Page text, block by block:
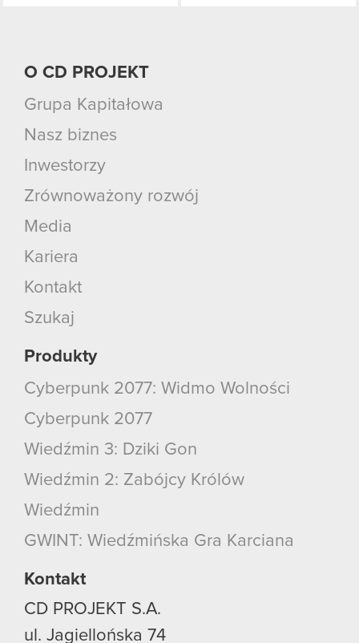
O CD PROJEKT
Grupa Kapitałowa
Nasz biznes
Inwestorzy
Zrównoważony rozwój
Media
Kariera
Kontakt
Szukaj
Produkty
Cyberpunk 2077: Widmo Wolności
Cyberpunk 2077
Wiedźmin 3: Dziki Gon
Wiedźmin 2: Zabójcy Królów
Wiedźmin
GWINT: Wiedźmińska Gra Karciana
Kontakt
CD PROJEKT S.A.
ul. Jagiellońska 74